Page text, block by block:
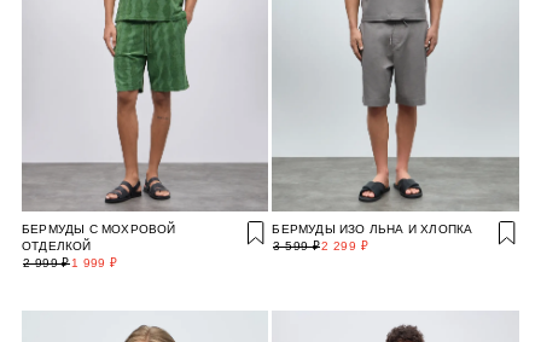
БЕРМУДЫ С МОХРОВОЙ
ОТДЕЛКОЙ
1 999 ₽
2 999 ₽
БЕРМУДЫ ИЗО ЛЬНА И ХЛОПКА
2 299 ₽
3 599 ₽